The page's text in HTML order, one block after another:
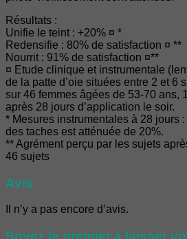
Résultats :
Unifie le teint : +20% ¤ *
Redensifie : 80% de satisfaction ¤ **
Nourrit : 91% de satisfaction ¤**
¤ Etude clinique et instrumentale
de la patte d’oie situées entre 2 et 6
sur 46 femmes âgées de 53-70 ans,
après 28 jours d’application le soir.
* Mesures instrumentales à 28 jours
des taches est atténuée de 20%.
** Agrément perçu par les sujets
46 sujets
Avis
Il n’y a pas encore d’avis.
Soyez le premier à laisser